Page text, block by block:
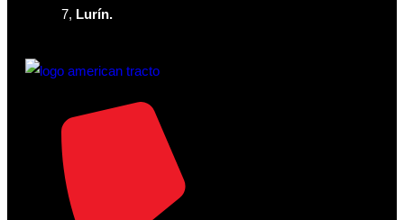
7, Lurín.